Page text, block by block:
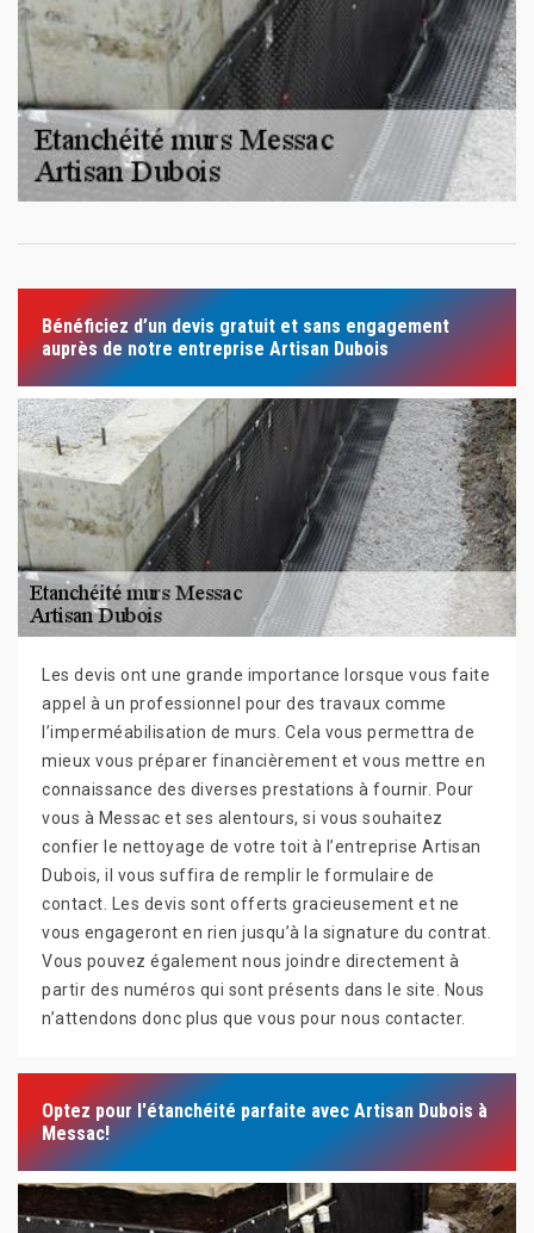
Bénéficiez d’un devis gratuit et sans engagement
auprès de notre entreprise Artisan Dubois
Les devis ont une grande importance lorsque vous faite
appel à un professionnel pour des travaux comme
l’imperméabilisation de murs. Cela vous permettra de
mieux vous préparer financièrement et vous mettre en
connaissance des diverses prestations à fournir. Pour
vous à Messac et ses alentours, si vous souhaitez
confier le nettoyage de votre toit à l’entreprise Artisan
Dubois, il vous suffira de remplir le formulaire de
contact. Les devis sont offerts gracieusement et ne
vous engageront en rien jusqu’à la signature du contrat.
Vous pouvez également nous joindre directement à
partir des numéros qui sont présents dans le site. Nous
n’attendons donc plus que vous pour nous contacter.
Optez pour l'étanchéité parfaite avec Artisan Dubois à
Messac!